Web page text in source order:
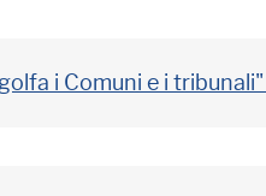
i Comuni e i